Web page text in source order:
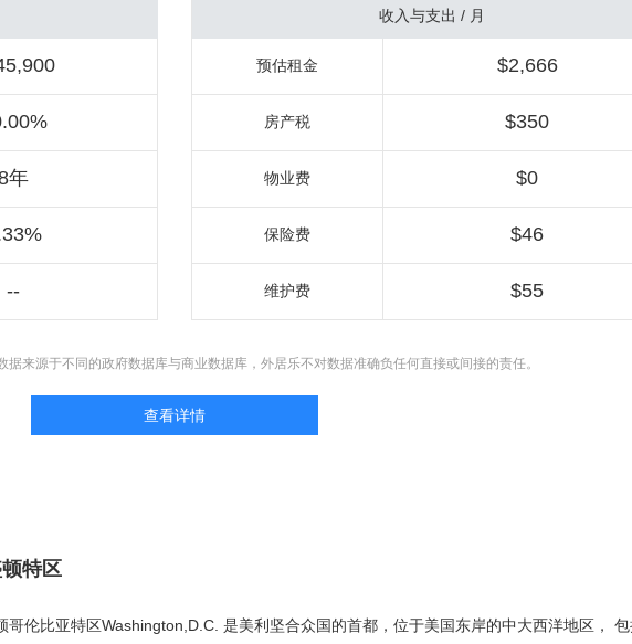
年
--
收入与支出 / 月
预估租金 $2,666
房产税 $350
物业费 $0
保险费 $46
维护费 $55
来源于不同的政府数据库与商业数据库，外居乐不对数据准确负任何直接或间接的责任。
查看详情
特区
哥伦比亚特区Washington,D.C. 是美利坚合众国的首都，位于美国东岸的中大西洋地区，